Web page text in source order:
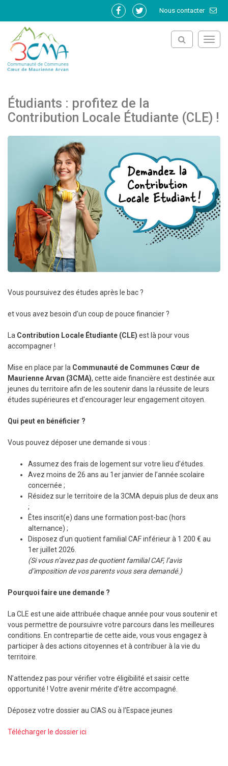
Nous contacter
Lien
Lien
Étudiants : profitez de la
Contribution Locale Étudiante (CLE) !
Vous poursuivez des études après le bac ?
et vous avez besoin d’un coup de pouce financier ?
La Contribution Locale Étudiante (CLE) est là pour vous
accompagner !
Mise en place par la Communauté de Communes Cœur de
Maurienne Arvan (3CMA), cette aide financière est destinée aux
jeunes du territoire afin de les soutenir dans la réussite de leurs
études supérieures et d’encourager leur engagement citoyen.
Qui peut en bénéficier ?
Vous pouvez déposer une demande si vous :
Assumez des frais de logement sur votre lieu d’études.
Avez moins de 26 ans au 1er janvier de l’année scolaire
concernée ;
Résidez sur le territoire de la 3CMA depuis plus de deux ans
;
Êtes inscrit(e) dans une formation post-bac (hors
alternance) ;
Disposez d’un quotient familial CAF inférieur à 1 200 € au
1er juillet 2026.
(Si vous n’avez pas de quotient familial CAF, l’avis
d’imposition de vos parents vous sera demandé.)
Pourquoi faire une demande ?
La CLE est une aide attribuée chaque année pour vous soutenir et
vous permettre de poursuivre votre parcours dans les meilleures
conditions. En contrepartie de cette aide, vous vous engagez à
participer à des actions citoyennes et à contribuer à la vie du
territoire.
N’attendez pas pour vérifier votre éligibilité et saisir cette
opportunité ! Votre avenir mérite d’être accompagné.
Déposez votre dossier au CIAS ou à l’Espace jeunes
Télécharger le dossier ici